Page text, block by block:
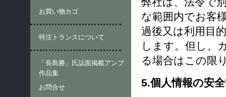
な範囲内でお客
過後又は利用目
します。但し、
る場合はこの限
5.個人情報の安
お買い物カゴ
特注トランスについて
「長島勝」氏誌面掲載アンプ
作品集
お問合せ